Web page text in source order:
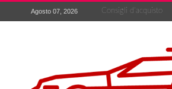
Agosto 07, 2026 Consigli d’acquisto